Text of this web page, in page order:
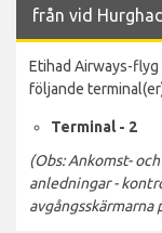
från vid
Etihad Airways-
följande
Terminal - 2
(Obs: Ankomst-
anledningar -
avgångsskärmarna